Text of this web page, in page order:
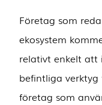
Företag som
ekosystem
relativt enkelt att
befintliga
företag som